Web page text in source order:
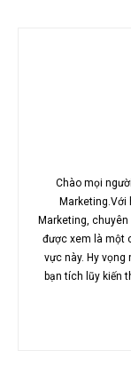
Chào mọi
Marketing,
được xem là một
vực này. Hy
bạn tích lũy kiến